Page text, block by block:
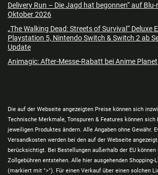
Delivery Run – Die Jagd hat begonnen“ auf Blu-
Oktober 2026
„The Walking Dead: Streets of Survival“ Deluxe
Playstation 5, Nintendo Switch & Switch 2 ab
Update
Animagic: After-Messe-Rabatt bei Anime Planet
Die auf der Webseite angezeigten Preise können sich
Technische Merkmale, Tonspuren & Features können sich
jeweiligen Produktes ändern. Alle Angaben ohne Gewähr.
Versandkosten werden bei den auf der Webseite
berücksichtigt. Bei Bestellungen außerhalb der EU können
Zollgebühren entstehen. Alle hier ausgehenden Shopping-
(markiert mit ">"). Für einen Verkauf über einen solchen